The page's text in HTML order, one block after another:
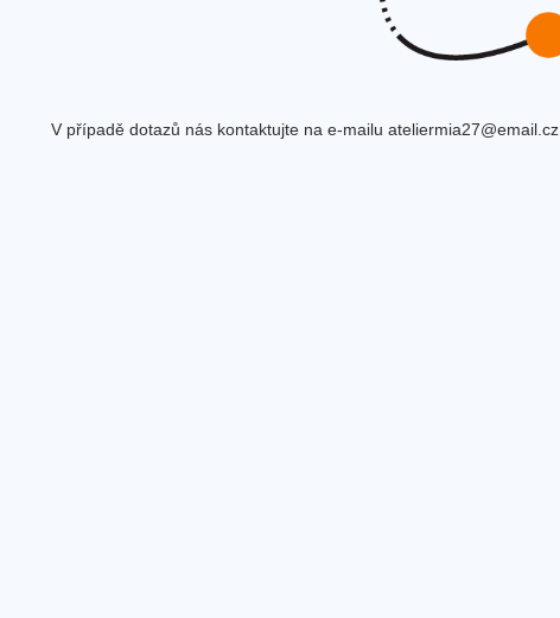
V případě dotazů nás kontaktujte na e-mailu ateliermia27@email.cz